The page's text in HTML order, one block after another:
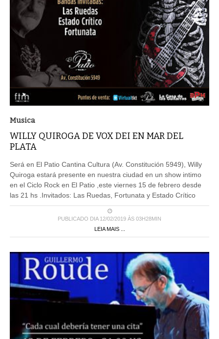
Musica
WILLY QUIROGA DE VOX DEI EN MAR DEL
PLATA
Será en El Patio Cantina Cultura (Av. Constitución 5949), Willy
Quiroga estará presente en nuestra ciudad en un show intimo
en el Ciclo Rock en El Patio ,este viernes 15 de febrero desde
las 21 hs .Invitados: Las Ruedas, Fortunata y Estado Crítico
PUBLICADO DIA 12/02/2019 ÀS 03H28MIN
LEIA MAIS ...